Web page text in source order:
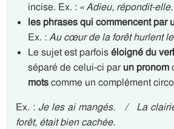
incise. Ex. : « Adieu, répondit-elle.
les phrases qui commencent par
Ex. :Au cœur de la forêt hurlent
Le sujet est parfoiséloigné du
séparé de celui-ci par un pronom
motscomme un complément
Ex. : Je les ai mangés. / La
forêt, était bien cachée.